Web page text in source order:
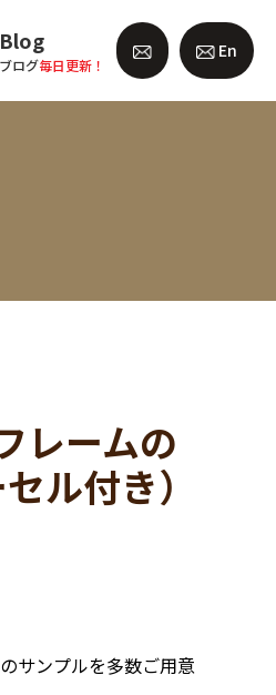
Blog
ブログ毎日更新！
En
レームの
ル付き）
サンプルを多数ご用意